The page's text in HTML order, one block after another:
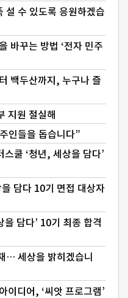
설 수 있도록 응원하겠습
바꾸는 방법 ‘전자 민주
백두산까지, 누구나 즐
지원 절실해
인들을 돕습니다”
쿨 ‘청년, 세상을 담다’
담다 10기 면접 대상자
담다’ 10기 최종 합격
… 세상을 밝히겠습니
이디어, ‘씨앗 프로그램’